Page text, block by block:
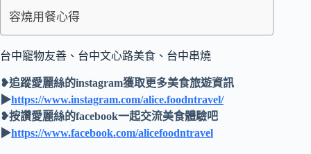
容燒用餐心得
台中寵物友善、台中文心路美食、台中串燒
❥追蹤愛麗絲的instagram獲取更多美食旅遊資訊
▶https://www.instagram.com/alice.foodntravel/
❥按讚愛麗絲的facebook一起交流美食體驗吧
▶https://www.facebook.com/alicefoodntravel